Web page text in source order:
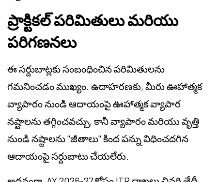
ప్రాక్టికల్ పరిమితులు మరియు
పరిగణనలు
ఈ సర్దుబాట్లకు సంబంధించిన పరిమితులను
గమనించడం ముఖ్యం. ఉదాహరణకు, మీరు ఊహాత్మక
వ్యాపారం నుండి ఆదాయంపై ఊహాత్మక వ్యాపార
నష్టాలను తగ్గించవచ్చు, కానీ వ్యాపారం మరియు వృత్తి
నుండి నష్టాలను "జీతాలు" కింద పన్ను విధించదగిన
ఆదాయంపై సర్దుబాటు చేయలేరు.